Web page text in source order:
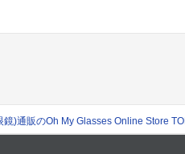
鏡)通販のOh My Glasses Online Store